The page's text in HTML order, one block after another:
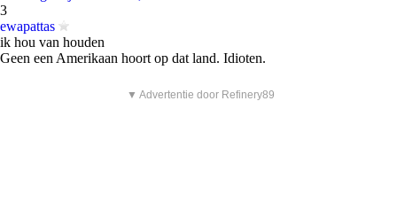
3
ewapattas
ik hou van houden
Geen een Amerikaan hoort op dat land. Idioten.
▼ Advertentie door Refinery89